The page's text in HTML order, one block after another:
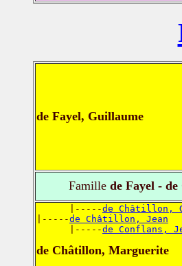
de Fayel, Guillaume
Famillede Fayel - de
      |-----
de Châtillon,
|-----de Châtillon, Jean
      |-----
de Conflans,
de Châtillon, Marguerite